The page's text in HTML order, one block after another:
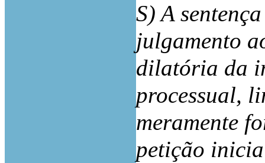
S) A
julgamento
dilatória da
processual,
meramente
petição